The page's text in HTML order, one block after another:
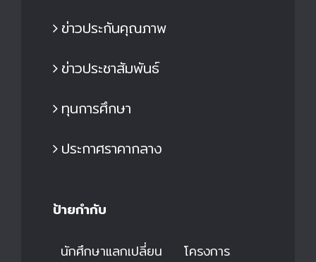
ข่าวประกันคุณภาพ
ข่าวประชาสัมพันธ์
ทุนการศึกษา
ประกาศราคากลาง
ป้ายกำกับ
นักศึกษาแลกเปลี่ยน โครงการ